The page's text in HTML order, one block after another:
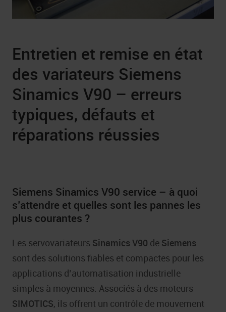
Entretien et remise en état
des variateurs Siemens
Sinamics V90 – erreurs
typiques, défauts et
réparations réussies
Siemens Sinamics V90 service – à quoi
s’attendre et quelles sont les pannes les
plus courantes ?
Les servovariateurs Sinamics V90 de Siemens
sont des solutions fiables et compactes pour les
applications d’automatisation industrielle
simples à moyennes. Associés à des moteurs
SIMOTICS, ils offrent un contrôle de mouvement